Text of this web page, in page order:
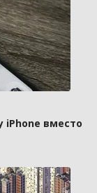
iPhone вместо